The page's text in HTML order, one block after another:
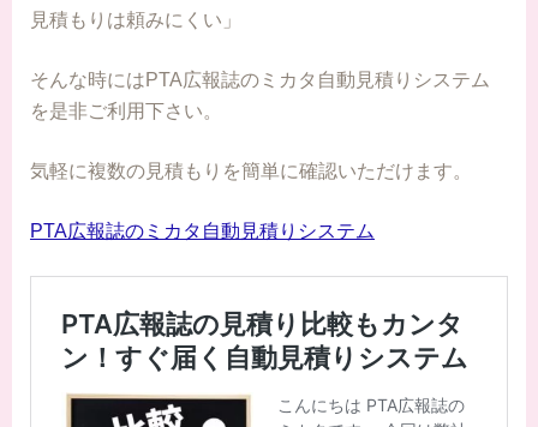
見積もりは頼みにくい」
そんな時にはPTA広報誌のミカタ自動見積りシステム
を是非ご利用下さい。
気軽に複数の見積もりを簡単に確認いただけます。
PTA広報誌のミカタ自動見積りシステム